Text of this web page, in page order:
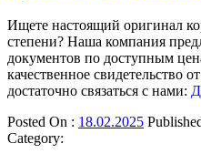
Ищете настоящий оригинал
степени? Наша компания
документов по доступным
качественное свидетельство
достаточно связаться с нами:
Posted On : 18.02.2025
Category: